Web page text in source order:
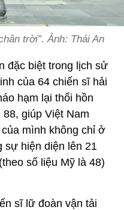
trời”. Ảnh: Thái An
đặc biệt trong lịch sử
của 64 chiến sĩ hải
hạm lại thổi hồn
giúp Việt Nam
mình không chỉ ở
sự hiện diện lên 21
số liệu Mỹ là 48)
sĩ lữ đoàn vận tải